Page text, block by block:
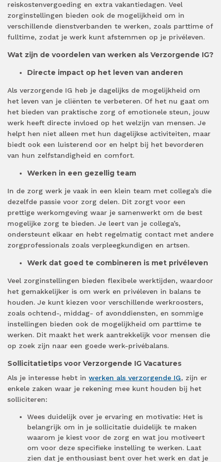
reiskostenvergoeding en extra vakantiedagen. Veel
zorginstellingen bieden ook de mogelijkheid om in
verschillende dienstverbanden te werken, zoals parttime of
fulltime, zodat je werk kunt afstemmen op je privéleven.
Wat zijn de voordelen van werken als Verzorgende IG?
Directe impact op het leven van anderen
Als verzorgende IG heb je dagelijks de mogelijkheid om
het leven van je cliënten te verbeteren. Of het nu gaat om
het bieden van praktische zorg of emotionele steun, jouw
werk heeft directe invloed op het welzijn van mensen. Je
helpt hen niet alleen met hun dagelijkse activiteiten, maar
biedt ook een luisterend oor en helpt bij het bevorderen
van hun zelfstandigheid en comfort.
Werken in een gezellig team
In de zorg werk je vaak in een klein team met collega’s die
dezelfde passie voor zorg delen. Dit zorgt voor een
prettige werkomgeving waar je samenwerkt om de best
mogelijke zorg te bieden. Je leert van je collega’s,
ondersteunt elkaar en hebt regelmatig contact met andere
zorgprofessionals zoals verpleegkundigen en artsen.
Werk dat goed te combineren is met privéleven
Veel zorginstellingen bieden flexibele werktijden, waardoor
het gemakkelijker is om werk en privéleven in balans te
houden. Je kunt kiezen voor verschillende werkroosters,
zoals ochtend-, middag- of avonddiensten, en sommige
instellingen bieden ook de mogelijkheid om parttime te
werken. Dit maakt het werk aantrekkelijk voor mensen die
op zoek zijn naar een goede werk-privébalans.
Sollicitatietips voor Verzorgende IG Vacatures
Als je interesse hebt in werken als verzorgende IG, zijn er
enkele zaken waar je rekening mee kunt houden bij het
solliciteren:
Wees duidelijk over je ervaring en motivatie: Het is
belangrijk om in je sollicitatie duidelijk te maken
waarom je kiest voor de zorg en wat jou motiveert
om voor deze specifieke instelling te werken. Laat
zien dat je enthousiast bent over het werk en dat je